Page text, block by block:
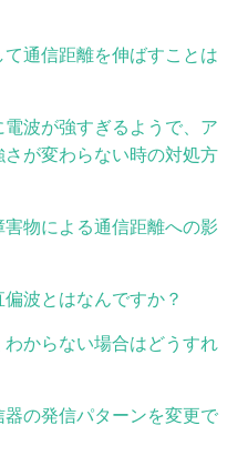
通信距離を伸ばすことは
波が強すぎるようで、ア
が変わらない時の対処方
物による通信距離への影
波とはなんですか？
からない場合はどうすれ
の発信パターンを変更で